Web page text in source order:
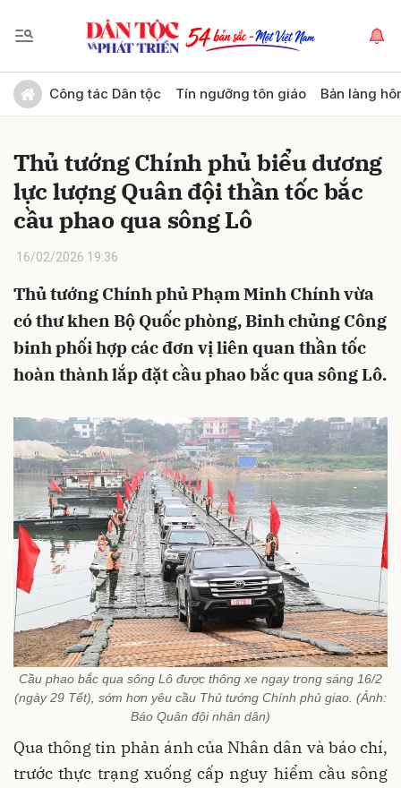
Công tác Dân tộc Tín ngưỡng tôn giáo Bản làng
Thủ tướng Chính phủ biểu dương
lực lượng Quân đội thần tốc bắc
cầu phao qua sông Lô
16/02/2026 19:36
Thủ tướng Chính phủ Phạm Minh Chính vừa
có thư khen Bộ Quốc phòng, Binh chủng Công
binh phối hợp các đơn vị liên quan thần tốc
hoàn thành lắp đặt cầu phao bắc qua sông Lô.
Cầu phao bắc qua sông Lô được thông xe ngay trong sáng 16/2
(ngày 29 Tết), sớm hơn yêu cầu Thủ tướng Chính phủ giao. (Ảnh:
Báo Quân đội nhân dân)
Qua thông tin phản ánh của Nhân dân và báo chí,
trước thực trạng xuống cấp nguy hiểm cầu sông
Gửi bình luận